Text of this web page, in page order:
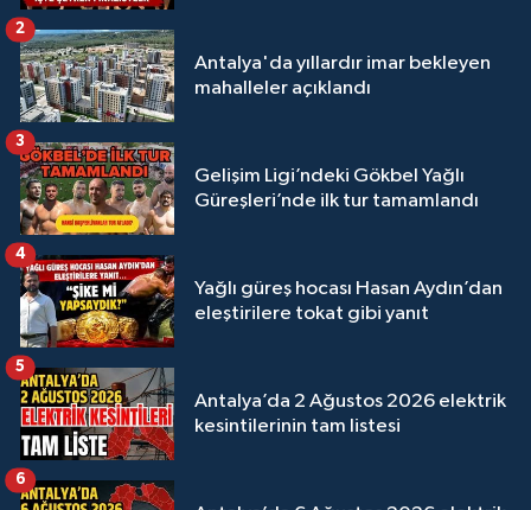
Antalya'da yıllardır imar bekleyen
mahalleler açıklandı
2
Gelişim Ligi’ndeki Gökbel Yağlı
Güreşleri’nde ilk tur tamamlandı
3
Yağlı güreş hocası Hasan Aydın’dan
eleştirilere tokat gibi yanıt
4
Antalya’da 2 Ağustos 2026 elektrik
kesintilerinin tam listesi
5
6